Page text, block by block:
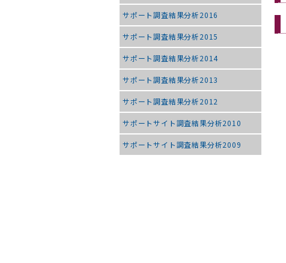
サポート調査結果分析2016
サポート調査結果分析2015
サポート調査結果分析2014
サポート調査結果分析2013
サポート調査結果分析2012
サポートサイト調査結果分析2010
サポートサイト調査結果分析2009